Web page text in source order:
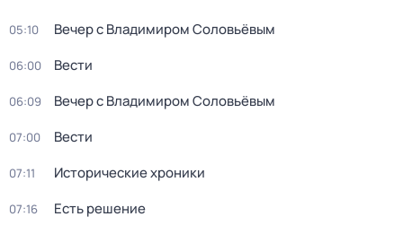
05:10 Вечер с Владимиром Соловьёвым
06:00 Вести
06:09 Вечер с Владимиром Соловьёвым
07:00 Вести
07:11 Исторические хроники
07:16 Есть решение